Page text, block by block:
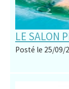
LE SALON
Posté le 25/09/